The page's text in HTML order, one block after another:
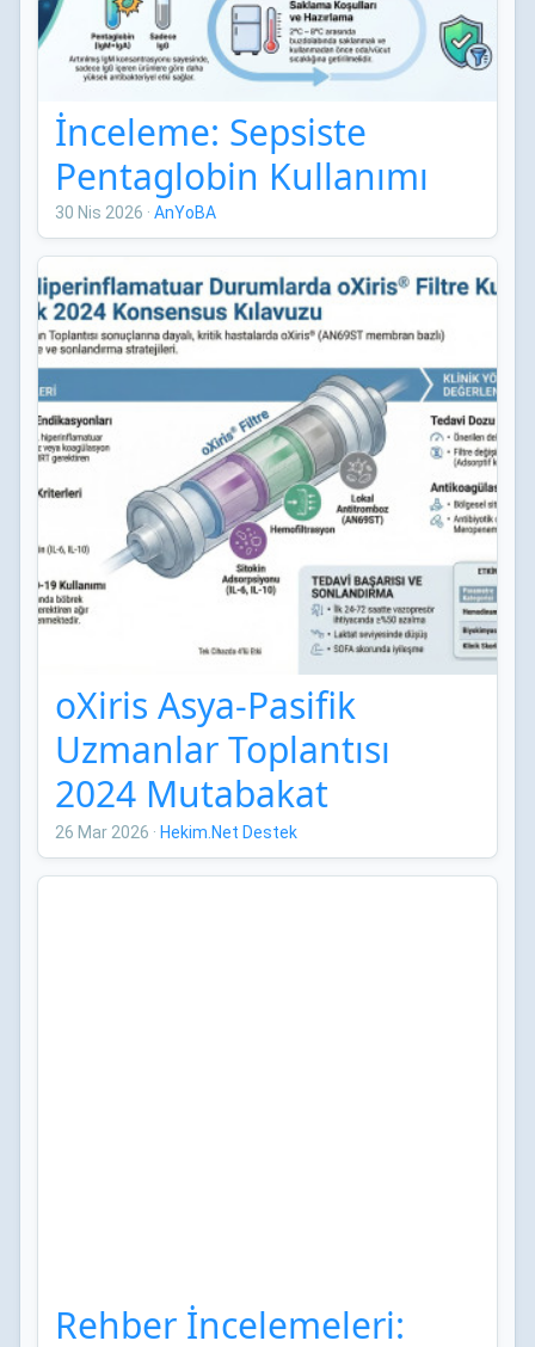
İnceleme: Sepsiste
Pentaglobin Kullanımı
30 Nis 2026 · AnYoBA
oXiris Asya-Pasifik
Uzmanlar Toplantısı
2024 Mutabakat
Bildirileri
26 Mar 2026 · Hekim.Net Destek
Rehber İncelemeleri: